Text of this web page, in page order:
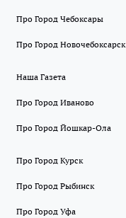
Про Город Чебоксары
Про Город Новочебоксарск
Наша Газета
Про Город Иваново
Про Город Йошкар-Ола
Про Город Курск
Про Город Рыбинск
Про Город Уфа